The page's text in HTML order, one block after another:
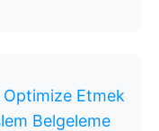
Etmek
Belgeleme